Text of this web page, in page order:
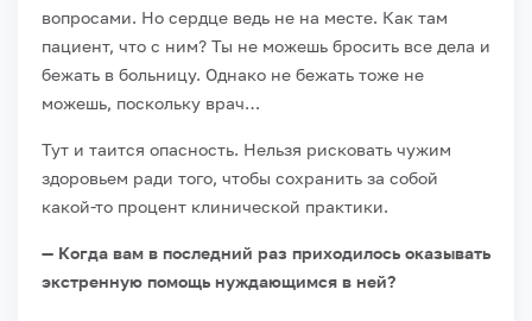
вопросами. Но сердце ведь не на месте. Как там
пациент, что с ним? Ты не можешь бросить все дела и
бежать в больницу. Однако не бежать тоже не
можешь, поскольку врач…
Тут и таится опасность. Нельзя рисковать чужим
здоровьем ради того, чтобы сохранить за собой
какой-то процент клинической практики.
— Когда вам в последний раз приходилось оказывать
экстренную помощь нуждающимся в ней?